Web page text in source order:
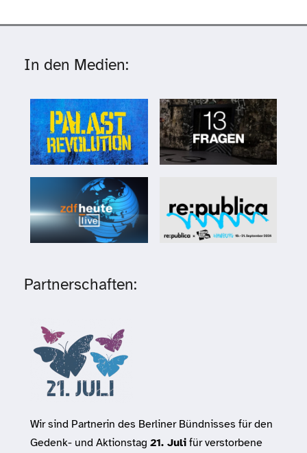
In den Medien:
Partnerschaften:
Wir sind Partnerin des Berliner Bündnisses für den
Gedenk- und Aktionstag 21. Julifür verstorbene